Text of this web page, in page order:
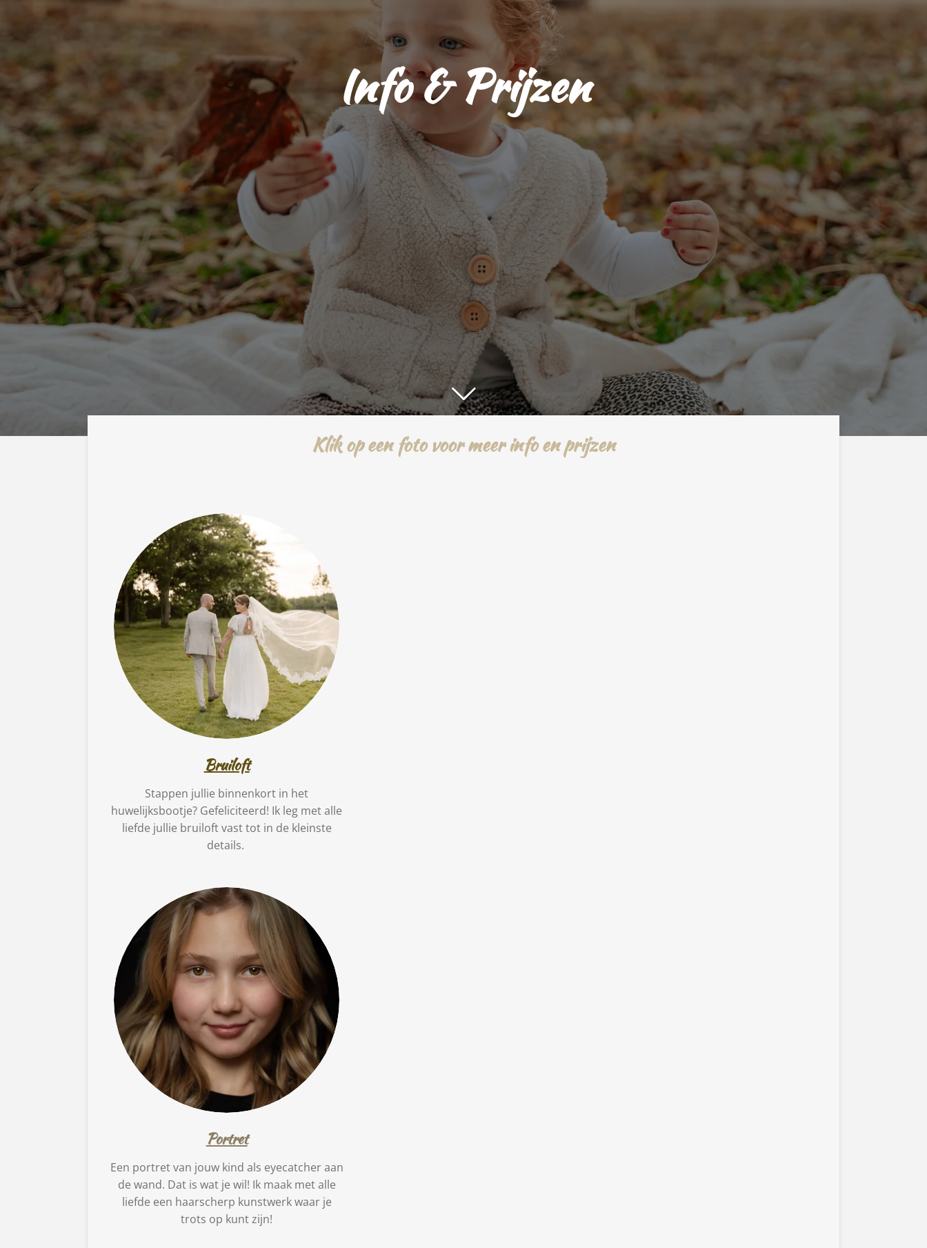
Info & Prijzen
Klik op een foto voor meer info en prijzen
Bruiloft
Stappen jullie binnenkort in het
huwelijksbootje? Gefeliciteerd! Ik leg met alle
liefde jullie bruiloft vast tot in de kleinste
details.
Portret
Een portret van jouw kind als eyecatcher aan
de wand. Dat is wat je wil! Ik maak met alle
liefde een haarscherp kunstwerk waar je
trots op kunt zijn!